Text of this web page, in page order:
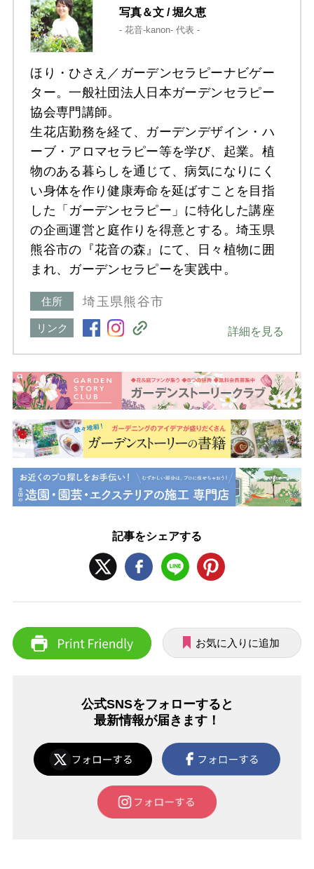
写真＆文 / 堀久恵
- 花音-kanon- 代表 -
ほり・ひさえ／ガーデンセラピーナビゲー
ター。一般社団法人日本ガーデンセラピー
協会専門講師。
生花店勤務を経て、ガーデンデザイン・ハ
ーブ・アロマセラピー等を学び、起業。植
物のある暮らしを通じて、病気になりにく
い身体を作り健康寿命を延ばすことを目指
した「ガーデンセラピー」に特化した講座
の企画運営と庭作りを得意とする。埼玉県
熊谷市の『花音の森』にて、日々植物に囲
まれ、ガーデンセラピーを実践中。
住所 埼玉県熊谷市
リンク 詳細を見る
記事をシェアする
お気に入りに追加
公式SNSをフォローすると
最新情報が届きます！